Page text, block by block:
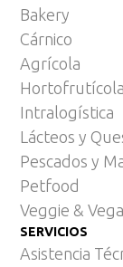
Bakery
Cárnico
Agrícola
Intralogística
Lácteos y
Pescados y
Petfood
Veggie &
SERVICIOS
Asistencia